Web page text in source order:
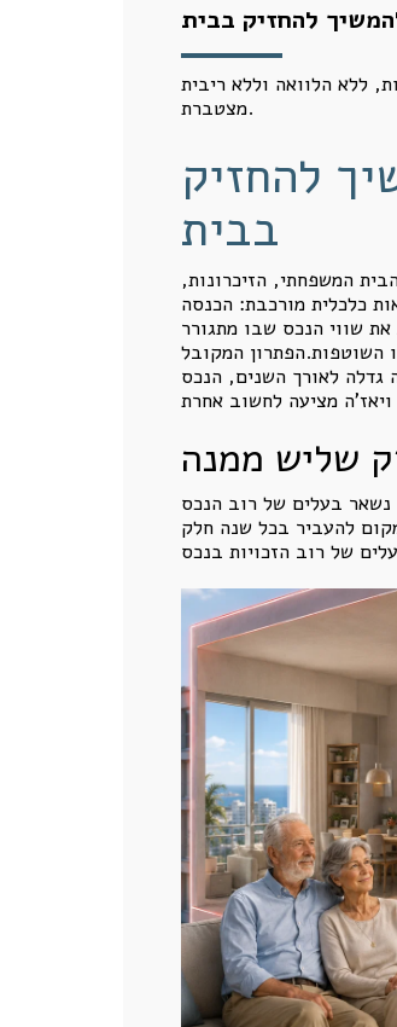
להחזיק בבית
ללא הלוואה וללא ריבית
מצטברת.
להחזיק
בבית
המשפחתי, הזיכרונות,
כלכלית מורכבת: הכנסה
שווי הנכס שבו מתגורר
השוטפות.הפתרון המקובל
גדלה לאורך השנים, הנכס
שליש ממנה
נשאר בעלים של רוב הנכס
להעביר בכל שנה חלק